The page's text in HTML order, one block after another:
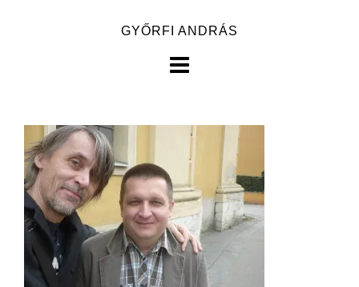
GYŐRFI ANDRÁS